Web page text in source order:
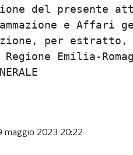
del
per
della
maggio 2023 20:22